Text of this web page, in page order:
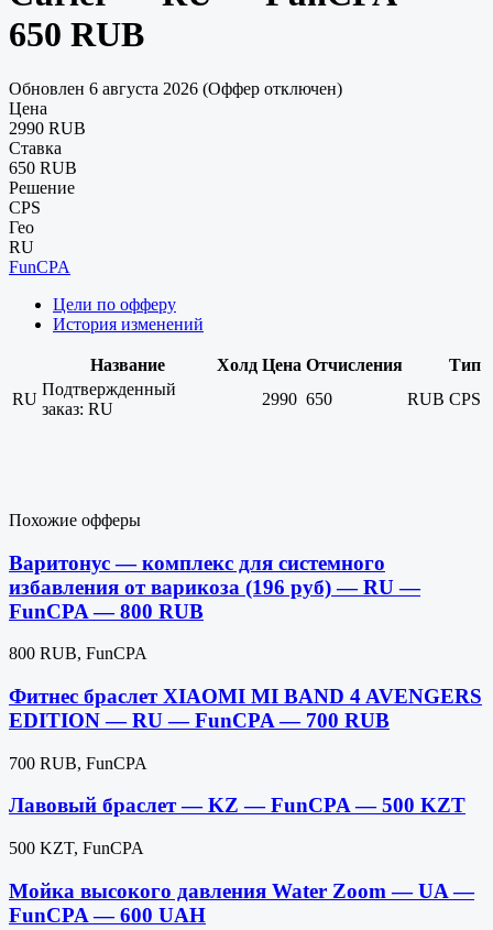
650 RUB
Обновлен 6 августа 2026 (Оффер отключен)
Цена
2990 RUB
Ставка
650 RUB
Решение
CPS
Гео
RU
FunCPA
Цели по офферу
История изменений
Название Холд Цена Отчисления
Тип
RU
Подтвержденный
заказ: RU
2990 650 RUB CPS
Похожие офферы
Варитонус — комплекс для системного
избавления от варикоза (196 руб) — RU —
FunCPA — 800 RUB
800 RUB, FunCPA
Фитнес браслет XIAOMI MI BAND 4 AVENGERS
EDITION — RU — FunCPA — 700 RUB
700 RUB, FunCPA
Лавовый браслет — KZ — FunCPA — 500 KZT
500 KZT, FunCPA
Мойка высокого давления Water Zoom — UA —
FunCPA — 600 UAH